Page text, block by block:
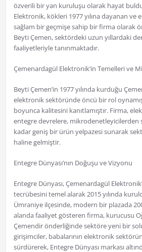
özverili bir yan kuruluşu olarak hayat
Elektronik, kökleri 1977 yılına dayanan
sağlam bir geçmişe sahip bir firma olarak
Beyti Çemen, sektördeki uzun yıllardaki
faaliyetleriyle tanınmaktadır.
Çemenardagül Elektronik’in Temelleri ve
Beyti Çemen’in 1977 yılında kurduğu
elektronik sektöründe öncü bir rol
boyunca kalitesini kanıtlamıştır. Firma,
entegre devrelere, mikrodenetleyicilerden
kadar geniş bir ürün yelpazesi sunarak
haline gelmiştir.
Entegre Dünyası’nın Doğuşu ve Vizyonu
Entegre Dünyası, Çemenardagül
tecrübesini temel alarak 2015 yılında
Ümraniye ilçesinde, modern bir plazada
alanda faaliyet gösteren firma, kurucusu
Çemendir önderliğinde sektöre yeni bir
girişimciler, babalarının elektronik
sürdürerek, Entegre Dünyası markası